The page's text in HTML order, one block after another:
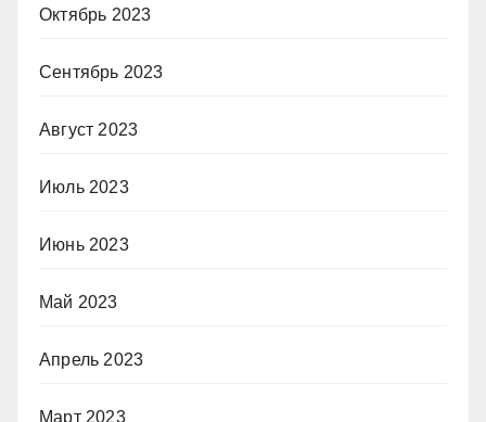
Октябрь 2023
Сентябрь 2023
Август 2023
Июль 2023
Июнь 2023
Май 2023
Апрель 2023
Март 2023